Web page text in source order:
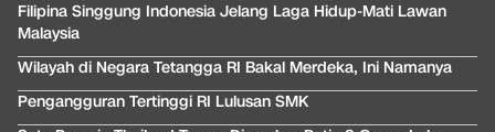
Filipina Singgung Indonesia Jelang Laga Hidup-Mati Lawan
Malaysia
Wilayah di Negara Tetangga RI Bakal Merdeka, Ini Namanya
Pengangguran Tertinggi RI Lulusan SMK